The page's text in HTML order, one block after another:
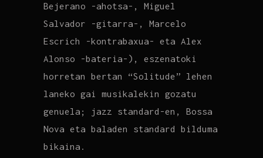
Bejerano -ahotsa-, Miguel
Salvador -gitarra-, Marcelo
Escrich -kontrabaxua- eta Alex
Alonso -bateria-), eszenatoki
horretan bertan “Solitude” lehen
laneko gai musikalekin gozatu
genuela; jazz standard-en, Bossa
Nova eta baladen standard bilduma
bikaina.